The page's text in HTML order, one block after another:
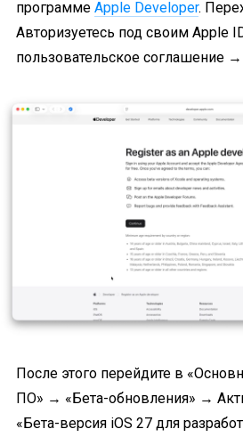
программе Apple Developer.
Авторизуетесь под своим Apple
пользовательское соглашение →
После этого перейдите в
ПО» → «Бета-обновления» →
«Бета-версия iOS 27 для